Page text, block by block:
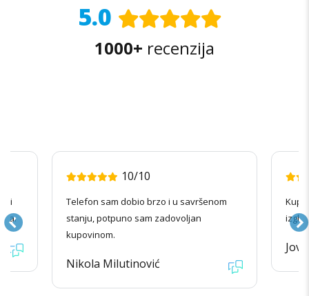
5.0
1000+ recenzija
10/10
Telefon sam dobio brzo i u savršenom
stanju, potpuno sam zadovoljan
kupovinom.
Nikola Milutinović